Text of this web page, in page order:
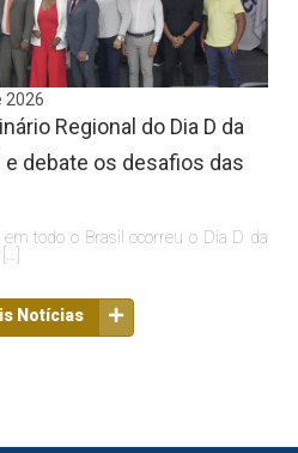
2026
Regional do Dia D da
debate os desafios das
todo o Brasil ocorreu o Dia D da
Notícias